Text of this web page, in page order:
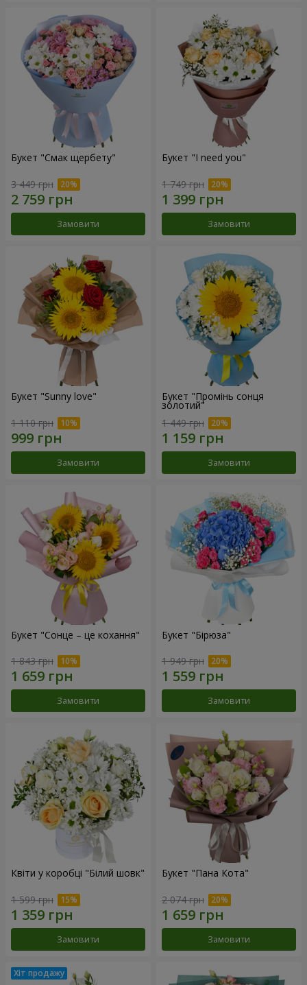
Букет "Смак щербету"
3 449 грн
Замовити
Букет "I need you"
1 749 грн
Замовити
Букет "Sunny love"
1 110 грн
Замовити
Букет "Промінь сонця
золотий"
1 449 грн
Замовити
Букет "Сонце – це кохання"
1 843 грн
Замовити
Букет "Бірюза"
1 949 грн
Замовити
Квіти у коробці "Білий шовк"
1 599 грн
Замовити
Букет "Пана Кота"
2 074 грн
Замовити